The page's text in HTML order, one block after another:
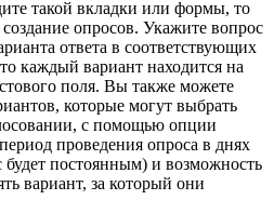
такой вкладки или формы, то
опросов. Укажите вопрос
ответа в соответствующих
каждый вариант находится на
поля. Вы также можете
которые могут выбрать
с помощью опции
проведения опроса в днях
будет постоянным) и возможность
вариант, за который они